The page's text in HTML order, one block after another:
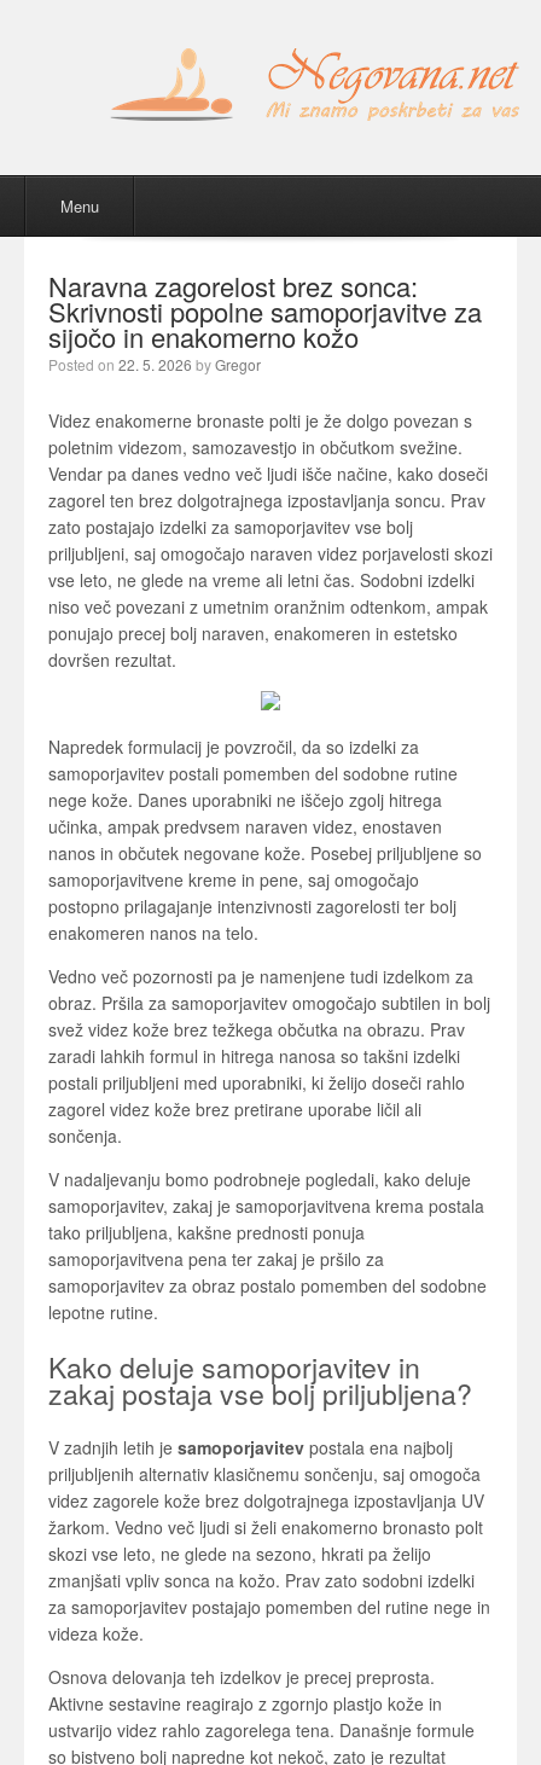
Skip to content
Menu
Naravna zagorelost brez sonca:
Skrivnosti popolne samoporjavitve za
sijočo in enakomerno kožo
Posted on 22. 5. 2026 byGregor
Videz enakomerne bronaste polti je že dolgo povezan s
poletnim videzom, samozavestjo in občutkom svežine.
Vendar pa danes vedno več ljudi išče načine, kako doseči
zagorel ten brez dolgotrajnega izpostavljanja soncu. Prav
zato postajajo izdelki za samoporjavitev vse bolj
priljubljeni, saj omogočajo naraven videz porjavelosti skozi
vse leto, ne glede na vreme ali letni čas. Sodobni izdelki
niso več povezani z umetnim oranžnim odtenkom, ampak
ponujajo precej bolj naraven, enakomeren in estetsko
dovršen rezultat.
Napredek formulacij je povzročil, da so izdelki za
samoporjavitev postali pomemben del sodobne rutine
nege kože. Danes uporabniki ne iščejo zgolj hitrega
učinka, ampak predvsem naraven videz, enostaven
nanos in občutek negovane kože. Posebej priljubljene so
samoporjavitvene kreme in pene, saj omogočajo
postopno prilagajanje intenzivnosti zagorelosti ter bolj
enakomeren nanos na telo.
Vedno več pozornosti pa je namenjene tudi izdelkom za
obraz. Pršila za samoporjavitev omogočajo subtilen in bolj
svež videz kože brez težkega občutka na obrazu. Prav
zaradi lahkih formul in hitrega nanosa so takšni izdelki
postali priljubljeni med uporabniki, ki želijo doseči rahlo
zagorel videz kože brez pretirane uporabe ličil ali
sončenja.
V nadaljevanju bomo podrobneje pogledali, kako deluje
samoporjavitev, zakaj je samoporjavitvena krema postala
tako priljubljena, kakšne prednosti ponuja
samoporjavitvena pena ter zakaj je pršilo za
samoporjavitev za obraz postalo pomemben del sodobne
lepotne rutine.
Kako deluje samoporjavitev in
zakaj postaja vse bolj priljubljena?
V zadnjih letih je samoporjavitev postala ena najbolj
priljubljenih alternativ klasičnemu sončenju, saj omogoča
videz zagorele kože brez dolgotrajnega izpostavljanja UV
žarkom. Vedno več ljudi si želi enakomerno bronasto polt
skozi vse leto, ne glede na sezono, hkrati pa želijo
zmanjšati vpliv sonca na kožo. Prav zato sodobni izdelki
za samoporjavitev postajajo pomemben del rutine nege in
videza kože.
Osnova delovanja teh izdelkov je precej preprosta.
Aktivne sestavine reagirajo z zgornjo plastjo kože in
ustvarijo videz rahlo zagorelega tena. Današnje formule
so bistveno bolj napredne kot nekoč, zato je rezultat